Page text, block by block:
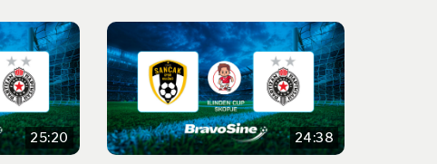
25:20 24:38